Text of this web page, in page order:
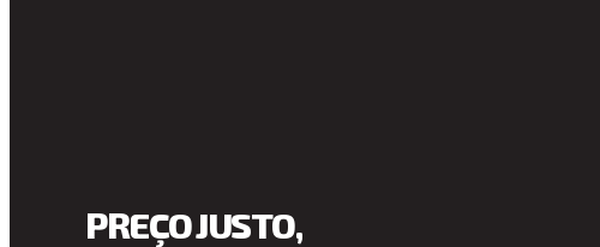
PREÇO JUSTO,